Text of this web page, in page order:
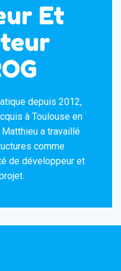
Et
depuis 2012,
à Toulouse en
Matthieu a travaillé
comme
de développeur et